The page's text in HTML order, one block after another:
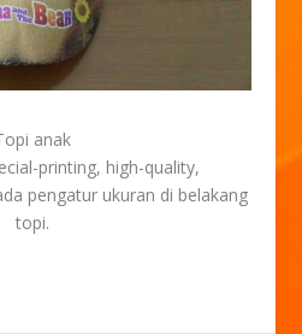
anak
printing, high-quality,
pengatur ukuran di belakang
topi.